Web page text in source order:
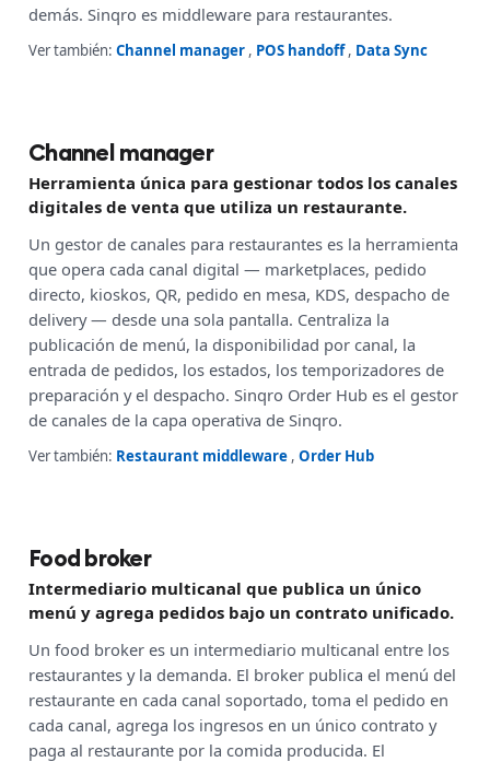
demás. Sinqro es middleware para restaurantes.
Ver también: Channel manager , POS handoff, Data Sync
Channel manager
Herramienta única para gestionar todos los canales
digitales de venta que utiliza un restaurante.
Un gestor de canales para restaurantes es la herramienta
que opera cada canal digital — marketplaces, pedido
directo, kioskos, QR, pedido en mesa, KDS, despacho de
delivery — desde una sola pantalla. Centraliza la
publicación de menú, la disponibilidad por canal, la
entrada de pedidos, los estados, los temporizadores de
preparación y el despacho. Sinqro Order Hub es el gestor
de canales de la capa operativa de Sinqro.
Ver también: Restaurant middleware , Order Hub
Food broker
Intermediario multicanal que publica un único
menú y agrega pedidos bajo un contrato unificado.
Un food broker es un intermediario multicanal entre los
restaurantes y la demanda. El broker publica el menú del
restaurante en cada canal soportado, toma el pedido en
cada canal, agrega los ingresos en un único contrato y
paga al restaurante por la comida producida. El